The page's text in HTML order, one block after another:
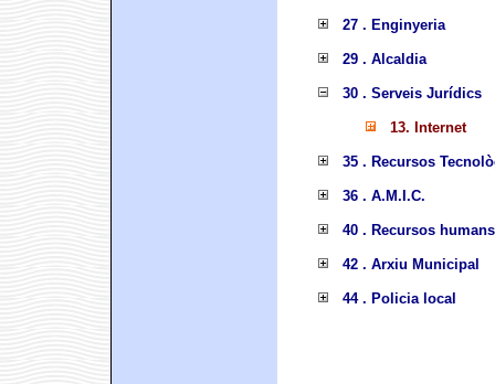
27 . Enginyeria
29 . Alcaldia
30 . Serveis Jurídics
13. Internet
35 . Recursos
36 . A.M.I.C.
40 . Recursos humans
42 . Arxiu Municipal
44 . Policia local